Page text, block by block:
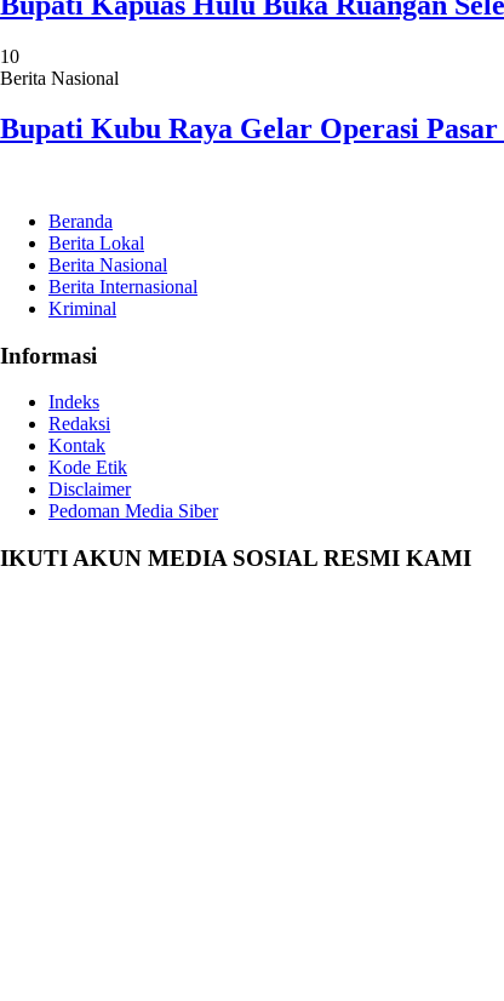
10
Berita Nasional
Bupati Kubu Raya Gelar Operasi
Beranda
Berita Lokal
Berita Nasional
Berita Internasional
Kriminal
Informasi
Indeks
Redaksi
Kontak
Kode Etik
Disclaimer
Pedoman Media Siber
IKUTI AKUN MEDIA SOSIAL RESMI KAMI